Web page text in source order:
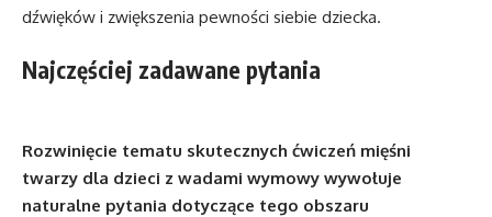
dźwięków i zwiększenia pewności siebie dziecka.
Najczęściej zadawane pytania
Rozwinięcie tematu skutecznych ćwiczeń mięśni
twarzy dla dzieci z wadami wymowy wywołuje
naturalne pytania dotyczące tego obszaru